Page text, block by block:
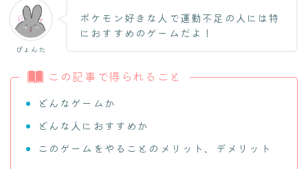
ぴょんた
ポケモン好きな人で運動不足の人には特
におすすめのゲームだよ！
この記事で得られること
どんなゲームか
どんな人におすすめか
このゲームをやることのメリット、デメリット